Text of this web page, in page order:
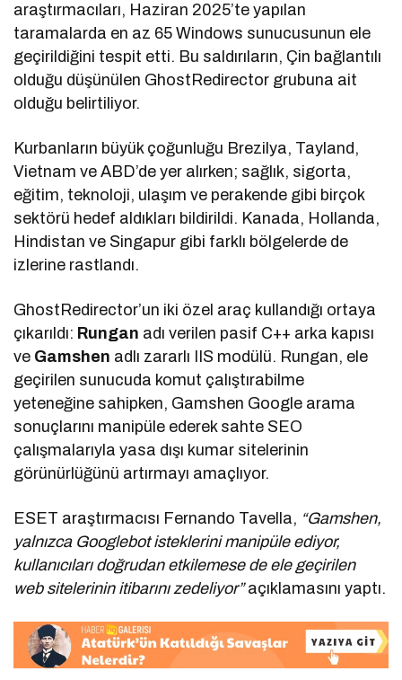
araştırmacıları, Haziran 2025’te yapılan
taramalarda en az 65 Windows sunucusunun ele
geçirildiğini tespit etti. Bu saldırıların, Çin bağlantılı
olduğu düşünülen GhostRedirector grubuna ait
olduğu belirtiliyor.
Kurbanların büyük çoğunluğu Brezilya, Tayland,
Vietnam ve ABD’de yer alırken; sağlık, sigorta,
eğitim, teknoloji, ulaşım ve perakende gibi birçok
sektörü hedef aldıkları bildirildi. Kanada, Hollanda,
Hindistan ve Singapur gibi farklı bölgelerde de
izlerine rastlandı.
GhostRedirector’un iki özel araç kullandığı ortaya
çıkarıldı: Rungan adı verilen pasif C++ arka kapısı
ve Gamshen adlı zararlı IIS modülü. Rungan, ele
geçirilen sunucuda komut çalıştırabilme
yeteneğine sahipken, Gamshen Google arama
sonuçlarını manipüle ederek sahte SEO
çalışmalarıyla yasa dışı kumar sitelerinin
görünürlüğünü artırmayı amaçlıyor.
ESET araştırmacısı Fernando Tavella, “Gamshen,
yalnızca Googlebot isteklerini manipüle ediyor,
kullanıcıları doğrudan etkilemese de ele geçirilen
web sitelerinin itibarını zedeliyor”açıklamasını yaptı.